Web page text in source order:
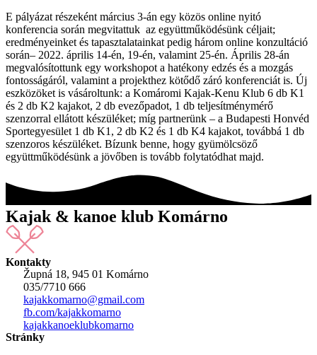
E pályázat részeként március 3-án egy közös online nyitó
konferencia során megvitattuk az együttműködésünk céljait;
eredményeinket és tapasztalatainkat pedig három online konzultáció
során– 2022. április 14-én, 19-én, valamint 25-én. Április 28-án
megvalósítottunk egy workshopot a hatékony edzés és a mozgás
fontosságáról, valamint a projekthez kötődő záró konferenciát is. Új
eszközöket is vásároltunk: a Komáromi Kajak-Kenu Klub 6 db K1
és 2 db K2 kajakot, 2 db evezőpadot, 1 db teljesítménymérő
szenzorral ellátott készüléket; míg partnerünk – a Budapesti Honvéd
Sportegyesület 1 db K1, 2 db K2 és 1 db K4 kajakot, továbbá 1 db
szenzoros készüléket. Bízunk benne, hogy gyümölcsöző
együttműködésünk a jövőben is tovább folytatódhat majd.
Kajak & kanoe klub Komárno
Kontakty
Župná 18, 945 01 Komárno
035/7710 666
kajakkomarno@gmail.com
fb.com/kajakkomarno
kajakkanoeklubkomarno
Stránky